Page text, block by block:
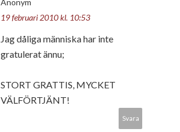
Anonym
19 februari 2010 kl. 10:53
Jag dåliga människa har inte
gratulerat ännu;
STORT GRATTIS, MYCKET
VÄLFÖRTJÄNT!
Svara